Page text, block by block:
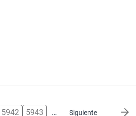
5942 5943 … Siguiente
Siguiente página